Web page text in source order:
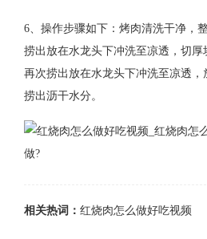
6、操作步骤如下：烤肉清洗干净，
捞出放在水龙头下冲洗至凉透，切厚
再次捞出放在水龙头下冲洗至凉透，
捞出沥干水分。
相关热词： 红烧肉怎么做好吃视频